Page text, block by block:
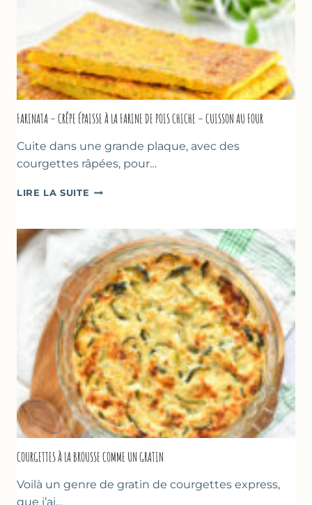
FARINATA – CRÊPE ÉPAISSE À LA FARINE DE POIS CHICHE – CUISSON AU FOUR
Cuite dans une grande plaque, avec des
courgettes râpées, pour…
LIRE LA SUITE FARINATA
ÉPAISSE
À
LA
FARINE
DE
POIS
CHICHE
–
CUISSON
AU
FOUR
COURGETTES À LA BROUSSE COMME UN GRATIN
Voilà un genre de gratin de courgettes express,
que j’ai…